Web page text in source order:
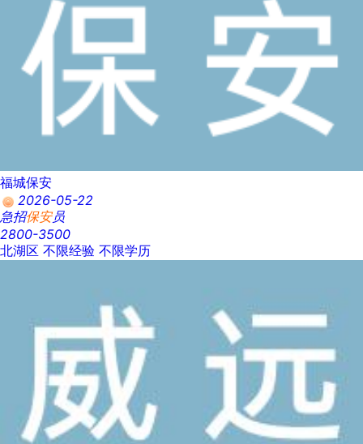
福城保安
2026-05-22
急招保安员
2800-3500
北湖区 不限经验 不限学历